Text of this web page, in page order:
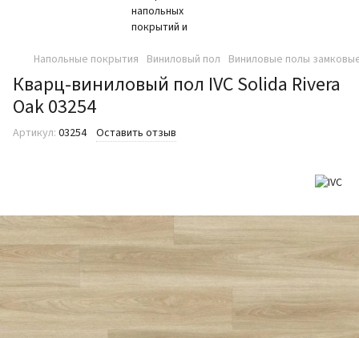
Напольные покрытия Виниловый пол Виниловые полы
Кварц-виниловый пол IVC Solida Rivera
Oak 03254
Артикул: 03254 Оставить отзыв